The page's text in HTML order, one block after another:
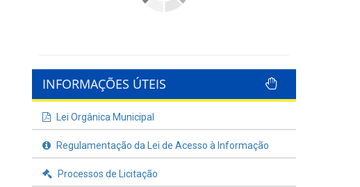
INFORMAÇÕES ÚTEIS
Lei Orgânica Municipal
Regulamentação da Lei de Acesso à Informação
Processos de Licitação